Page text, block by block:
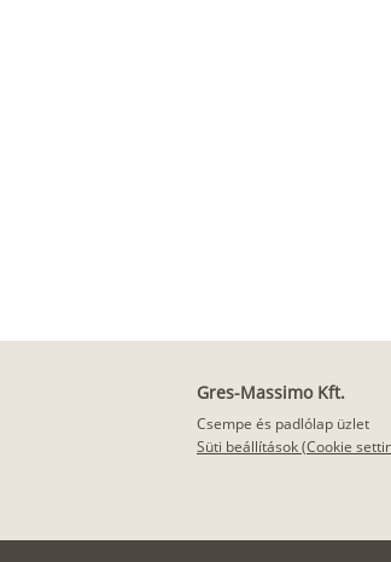
Gres-Massimo Kft.
Csempe és padlólap üzlet
Süti beállítások (Cookie